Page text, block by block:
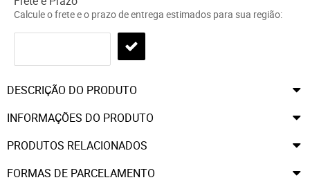
Calcule o frete e o prazo de entrega estimados para sua região:
DESCRIÇÃO DO PRODUTO
INFORMAÇÕES DO PRODUTO
PRODUTOS RELACIONADOS
FORMAS DE PARCELAMENTO